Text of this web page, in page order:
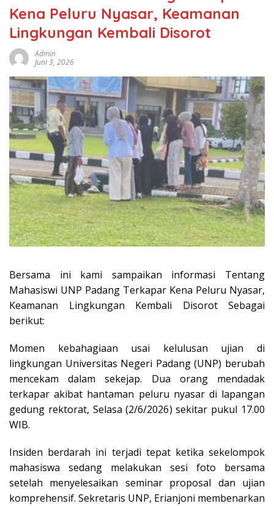
Kena Peluru Nyasar, Keamanan
Lingkungan Kembali Disorot
Admin
Juni 3, 2026
Bersama ini kami sampaikan informasi Tentang
Mahasiswi UNP Padang Terkapar Kena Peluru Nyasar,
Keamanan Lingkungan Kembali Disorot Sebagai
berikut:
Momen kebahagiaan usai kelulusan ujian di
lingkungan Universitas Negeri Padang (UNP) berubah
mencekam dalam sekejap. Dua orang mendadak
terkapar akibat hantaman peluru nyasar di lapangan
gedung rektorat, Selasa (2/6/2026) sekitar pukul 17.00
WIB.
Insiden berdarah ini terjadi tepat ketika sekelompok
mahasiswa sedang melakukan sesi foto bersama
setelah menyelesaikan seminar proposal dan ujian
komprehensif. Sekretaris UNP, Erianjoni membenarkan